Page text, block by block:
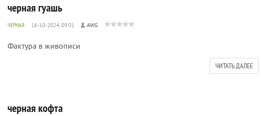
черная гуашь
ЧЕРНАЯ 16-10-2024, 09:01 AWG
Фактура в живописи
ЧИТАТЬ ДАЛЕЕ
черная кофта